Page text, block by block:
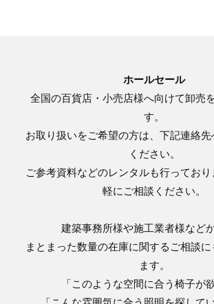
ホールセール
全国の百貨店・小売店様へ向けて卸売
す。
お取り扱いをご希望の方は、下記連絡
ください。
ご参考資料などのレンタルも行ってお
軽にご相談ください。
建築事務所様や施工業者様などか
まとまった数量の在庫に関するご相談に
ます。
「このような空間に合う椅子が